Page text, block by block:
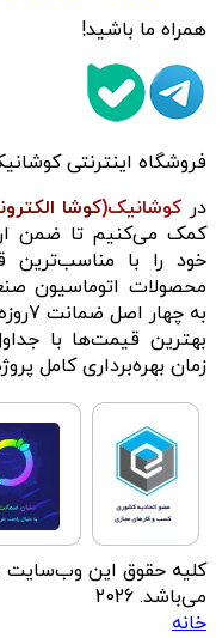
همراه ما باشید!
فروشگاه اینترنتی
در کوشانیک(کوشا
کمک می‌کنیم تا ضمن
خود را با مناسب‌ترین
محصولات اتوماسیون
به
بهترین قیمت‌ها با
زمان بهره‌برداری کامل
کلیه حقوق این وب‌سایت
می‌باشد. 2026
خانه